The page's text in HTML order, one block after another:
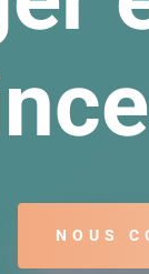
NOUS